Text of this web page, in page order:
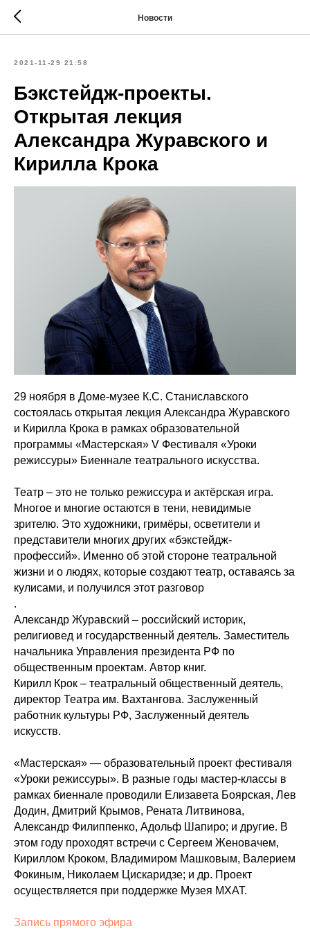
Новости
2021-11-29 21:58
Бэкстейдж-проекты.
Открытая лекция
Александра Журавского и
Кирилла Крока
29 ноября в Доме-музее К.С. Станиславского
состоялась открытая лекция Александра Журавского
и Кирилла Крока в рамках образовательной
программы «Мастерская» V Фестиваля «Уроки
режиссуры» Биеннале театрального искусства.
Театр – это не только режиссура и актёрская игра.
Многое и многие остаются в тени, невидимые
зрителю. Это художники, гримёры, осветители и
представители многих других «бэкстейдж-
профессий». Именно об этой стороне театральной
жизни и о людях, которые создают театр, оставаясь за
кулисами, и получился этот разговор
.
Александр Журавский – российский историк,
религиовед и государственный деятель. Заместитель
начальника Управления президента РФ по
общественным проектам. Автор книг.
Кирилл Крок – театральный общественный деятель,
директор Театра им. Вахтангова. Заслуженный
работник культуры РФ, Заслуженный деятель
искусств.
«Мастерская» — образовательный проект фестиваля
«Уроки режиссуры». В разные годы мастер-классы в
рамках биеннале проводили Елизавета Боярская, Лев
Додин, Дмитрий Крымов, Рената Литвинова,
Александр Филиппенко, Адольф Шапиро; и другие. В
этом году проходят встречи с Сергеем Женовачем,
Кириллом Кроком, Владимиром Машковым, Валерием
Фокиным, Николаем Цискаридзе; и др. Проект
осуществляется при поддержке Музея МХАТ.
Запись прямого эфира